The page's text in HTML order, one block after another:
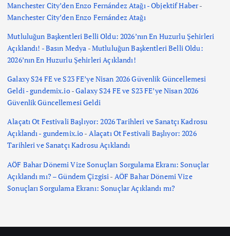
Manchester City’den Enzo Fernández Atağı - Objektif Haber-
Manchester City’den Enzo Fernández Atağı
Mutluluğun Başkentleri Belli Oldu: 2026’nın En Huzurlu Şehirleri
Açıklandı! - Basın Medya -Mutluluğun Başkentleri Belli Oldu:
2026’nın En Huzurlu Şehirleri Açıklandı!
Galaxy S24 FE ve S23 FE’ye Nisan 2026 Güvenlik Güncellemesi
Geldi - gundemix.io-Galaxy S24 FE ve S23 FE’ye Nisan 2026
Güvenlik Güncellemesi Geldi
Alaçatı Ot Festivali Başlıyor: 2026 Tarihleri ve Sanatçı Kadrosu
Açıklandı - gundemix.io- Alaçatı Ot Festivali Başlıyor: 2026
Tarihleri ve Sanatçı Kadrosu Açıklandı
AÖF Bahar Dönemi Vize Sonuçları Sorgulama Ekranı: Sonuçlar
Açıklandı mı? – Gündem Çizgisi - AÖF Bahar Dönemi Vize
Sonuçları Sorgulama Ekranı: Sonuçlar Açıklandı mı?